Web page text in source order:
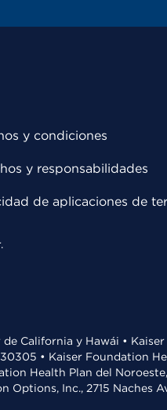
y condiciones
y responsabilidades
de aplicaciones de
California y Hawái •
• Kaiser Foundation
Health Plan del
Inc., 2715 Naches